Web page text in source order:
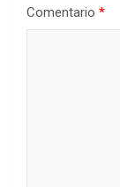
Comentario *